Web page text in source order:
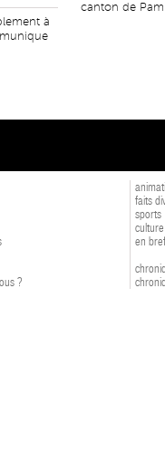
à
canton de
?
faits
sports
culture
en bref